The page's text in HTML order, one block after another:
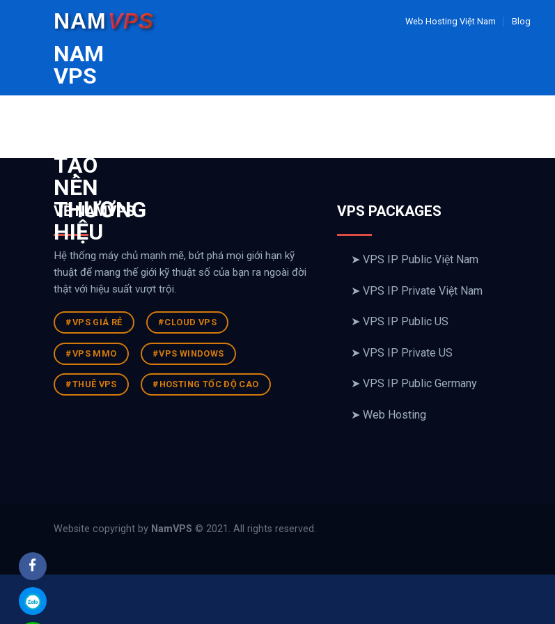
NAMVPS Web Hosting Việt Nam Blog
NAM
VPS
–
TẠO
NÊN
THƯƠNG
HIỆU
VỀ NAMVPS
Hệ thống máy chủ mạnh mẽ, bứt phá mọi giới hạn kỹ
thuật để mang thế giới kỹ thuật số của bạn ra ngoài đời
thật với hiệu suất vượt trội.
#VPS GIÁ RẺ #CLOUD VPS
#VPS MMO #VPS WINDOWS
#THUÊ VPS #HOSTING TỐC ĐỘ CAO
VPS PACKAGES
➤ VPS IP Public Việt Nam
➤ VPS IP Private Việt Nam
➤ VPS IP Public US
➤ VPS IP Private US
➤ VPS IP Public Germany
➤ Web Hosting
Website copyright by NamVPS © 2021. All rights reserved.